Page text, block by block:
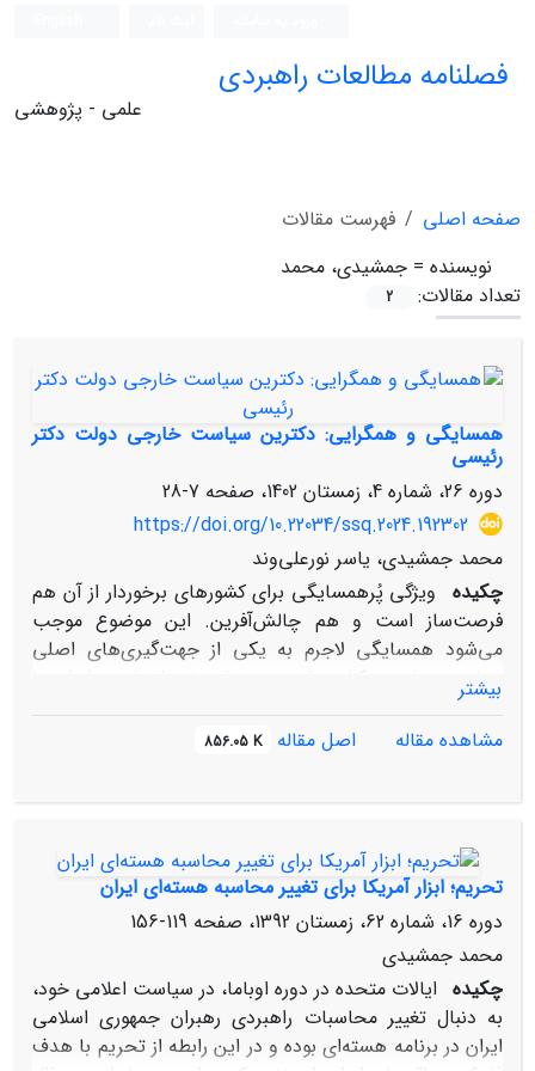
فصلنامه مطالعات راهبردی
علمی - پژوهشی
صفحه اصلی
فهرست مقالات
نویسنده = جمشیدی، محمد
تعداد مقالات:
2
همسایگی و همگرایی: دکترین سیاست خارجی دولت دکتر
رئیسی
دوره 26، شماره 4، زمستان 1402، صفحه
7-28
https://doi.org/10.22034/ssq.2024.192302
محمد جمشیدی، یاسر نورعلی‌وند
چکیده ویژگی پُرهمسایگی برای کشورهای برخوردار از آن هم
فرصت‌ساز است و هم چالش‌آفرین. این موضوع موجب
می‌شود همسایگی لاجرم به یکی از جهت‌گیری‌های اصلی
سیاست خارجی کشورهای پرهمسایه تبدیل شود. ایران با
داشتن پانزده همسایه هم‌مرز در دستۀ کشورهای پُرهمسایه
جهان قرار دارد. با وجود این، یکی از ضعف‌های تاریخی
دولت سیزدهم تنها دولت در جمهوری اسلامی ایران است که
به‌طوررسمی سیاست «همسایگی و همگرایی» را به عنوان
دکترین سیاست خارجی خود معرفی کرده و در این راستا به
برندسازی و گفتمان‌سازی پرداخته است. در همین راستا، مقاله
حاضر در پی پاسخ به این سؤالات برآمده است که مراد از
دکترین همسایگی و همگرایی چیست؛ این دکترین بر مبنای
چه اصول و اهدافی در دستورکار قرار دارد و از چه راهبردی
برای توسعه روابط با همسایگان و همگرایی منطقه‌ای پیروی
بیشتر
مشاهده مقاله
اصل مقاله 856.05 K
تحریم؛ ابزار آمریکا برای تغییر محاسبه هسته‌ای ایران
دوره 16، شماره 62، زمستان 1392، صفحه
119-156
محمد جمشیدی
چکیده ایالات متحده در دوره اوباما، در سیاست اعلامی خود،
به دنبال تغییر محاسبات راهبردی رهبران جمهوری اسلامی
ایران در برنامه هسته‌ای بوده و در این رابطه از تحریم با هدف